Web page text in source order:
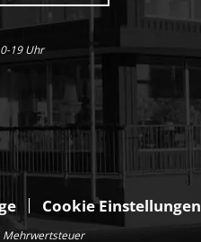
19 Uhr
Cookie Einstellungen
Mehrwertsteuer